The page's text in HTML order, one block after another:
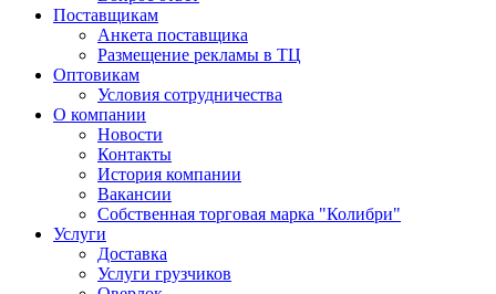
Поставщикам
Анкета поставщика
Размещение рекламы в ТЦ
Оптовикам
Условия сотрудничества
О компании
Новости
Контакты
История компании
Вакансии
Собственная торговая марка "Колибри"
Услуги
Доставка
Услуги грузчиков